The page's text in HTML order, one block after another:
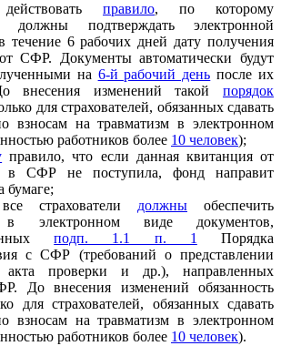
правило, по которому
должны подтверждать электронной
течение 6 рабочих дней дату получения
СФР. Документы автоматически будут
на 6-й рабочий день после их
внесения изменений такой порядок
для страхователей, обязанных сдавать
взносам на травматизм в электронном
работников более 10 человек);
правило, что если данная квитанция от
в СФР не поступила, фонд направит
бумаге;
страхователи должны обеспечить
в электронном виде документов,
подп. 1.1 п. 1
Порядка
с СФР (требований о представлении
акта проверки и др.), направленных
До внесения изменений обязанность
для страхователей, обязанных сдавать
взносам на травматизм в электронном
работников более 10 человек).